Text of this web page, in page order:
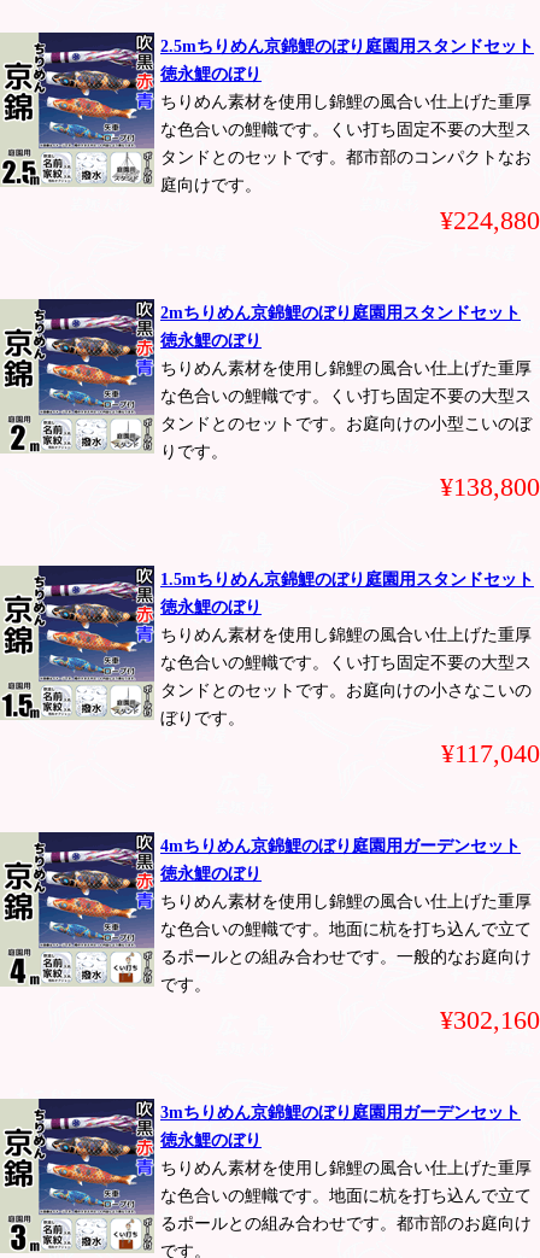
2.5mちりめん京錦鯉のぼり庭園用スタンドセット
徳永鯉のぼり
ちりめん素材を使用し錦鯉の風合い仕上げた重厚
な色合いの鯉幟です。くい打ち固定不要の大型ス
タンドとのセットです。都市部のコンパクトなお
庭向けです。
¥224,880
2mちりめん京錦鯉のぼり庭園用スタンドセット
徳永鯉のぼり
ちりめん素材を使用し錦鯉の風合い仕上げた重厚
な色合いの鯉幟です。くい打ち固定不要の大型ス
タンドとのセットです。お庭向けの小型こいのぼ
りです。
¥138,800
1.5mちりめん京錦鯉のぼり庭園用スタンドセット
徳永鯉のぼり
ちりめん素材を使用し錦鯉の風合い仕上げた重厚
な色合いの鯉幟です。くい打ち固定不要の大型ス
タンドとのセットです。お庭向けの小さなこいの
ぼりです。
¥117,040
4mちりめん京錦鯉のぼり庭園用ガーデンセット
徳永鯉のぼり
ちりめん素材を使用し錦鯉の風合い仕上げた重厚
な色合いの鯉幟です。地面に杭を打ち込んで立て
るポールとの組み合わせです。一般的なお庭向け
です。
¥302,160
3mちりめん京錦鯉のぼり庭園用ガーデンセット
徳永鯉のぼり
ちりめん素材を使用し錦鯉の風合い仕上げた重厚
な色合いの鯉幟です。地面に杭を打ち込んで立て
るポールとの組み合わせです。都市部のお庭向け
です。